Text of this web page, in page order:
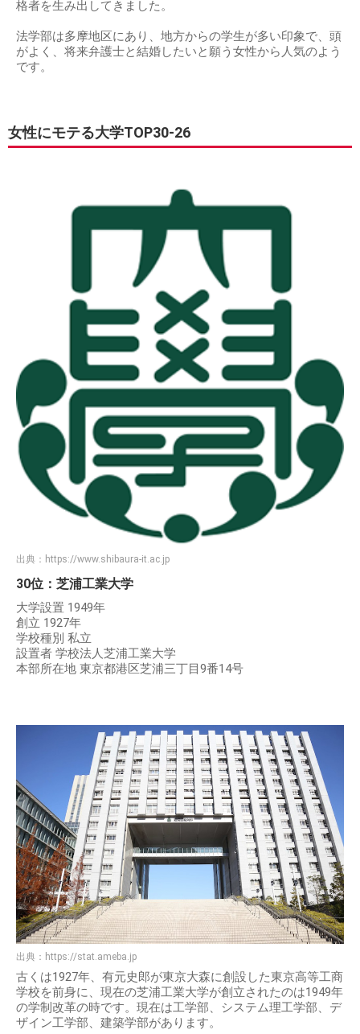
格者を生み出してきました。
法学部は多摩地区にあり、地方からの学生が多い印象で、頭
がよく、将来弁護士と結婚したいと願う女性から人気のよう
です。
女性にモテる大学TOP30-26
出典： https://www.shibaura-it.ac.jp
30位：芝浦工業大学
大学設置 1949年
創立 1927年
学校種別 私立
設置者 学校法人芝浦工業大学
本部所在地 東京都港区芝浦三丁目9番14号
出典： https://stat.ameba.jp
古くは1927年、有元史郎が東京大森に創設した東京高等工商
学校を前身に、現在の芝浦工業大学が創立されたのは1949年
の学制改革の時です。現在は工学部、システム理工学部、デ
ザイン工学部、建築学部があります。